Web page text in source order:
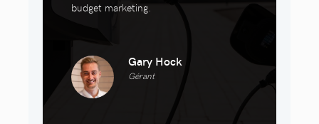
budget marketing.
Gary Hock
Gérant